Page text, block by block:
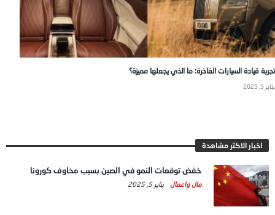
تجربة قيادة السيارات الفاخرة: ما الذي يجعلها مميزة؟
يناير 5, 2025
اخبار الاكثر مشاهدة
خفض توقعات النمو في الصين بسبب مخاوف كورونا
مال واعمال يناير 5, 2025